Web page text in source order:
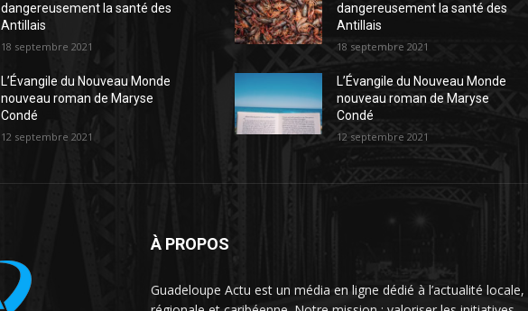
dangereusement la santé des
Antillais
18 septembre 2021
L’Évangile du Nouveau Monde
nouveau roman de Maryse
Condé
12 septembre 2021
dangereusement la santé des
Antillais
18 septembre 2021
L’Évangile du Nouveau Monde
nouveau roman de Maryse
Condé
12 septembre 2021
À PROPOS
Guadeloupe Actu est un média en ligne dédié à l’actualité locale,